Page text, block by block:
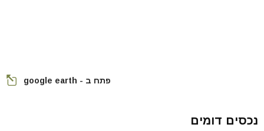
פתח ב - google earth
נכסים דומים